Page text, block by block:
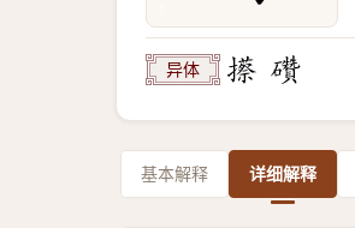
异体
基本解释 详细解释